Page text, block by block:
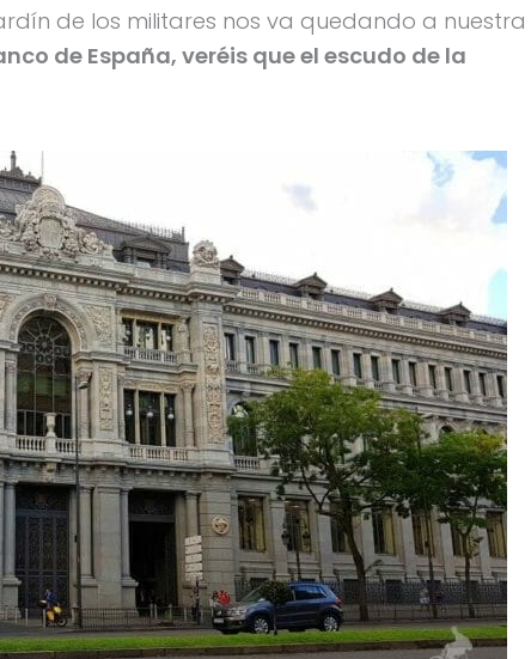
de los militares nos va quedando a nuestra
de España, veréis que el escudo de la